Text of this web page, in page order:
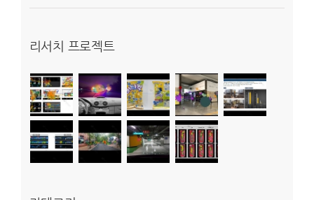
리서치 프로젝트